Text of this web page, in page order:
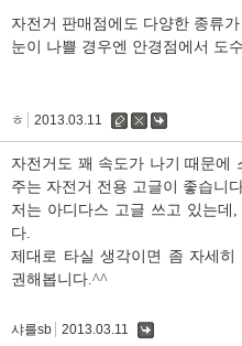
자전거 판매점에도 다양한 종류가
눈이 나쁠 경우엔 안경점에서 도
ㅎ 2013.03.11
수
삭
자전거도 꽤 속도가 나기 때문에
주는 자전거 전용 고글이 좋습니
저는 아디다스 고글 쓰고 있는데
다.
제대로 타실 생각이면 좀 자세
권해봅니다.^^
샤를sb 2013.03.11